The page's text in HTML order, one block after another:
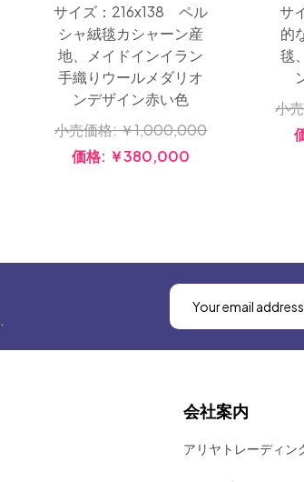
サイズ：216x138 ペル
シャ絨毯カシャーン産
地、メイドインイラン
手織りウールメダリオ
ンデザイン赤い色
小売価格:￥1,000,000
価格: ￥380,000
サ
的
毯
小
会社案内
アリヤトレーディン